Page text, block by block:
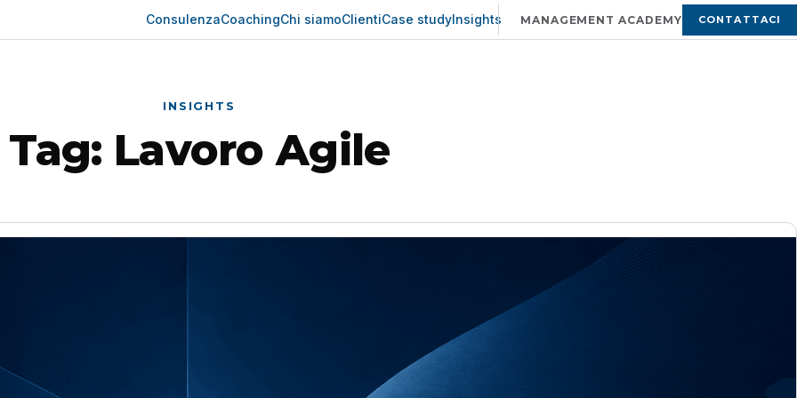
ConsulenzaCoachingChi siamoClientiCase studyInsights MANAGEMENT ACADEMY CONTATTACI
INSIGHTS
Tag: Lavoro Agile